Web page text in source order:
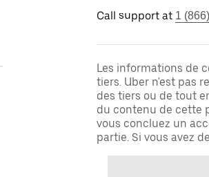
Call support at 1
Les informations de
tiers. Uber n'est pas
des tiers ou de tout
du contenu de cette
vous concluez un
partie. Si vous avez